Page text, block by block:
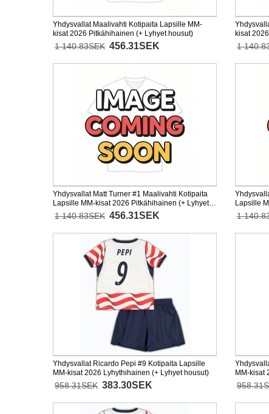
Yhdysvallat Maalivahti Kotipaita Lapsille MM-
kisat 2026 Pitkähihainen (+ Lyhyet housut)
1 140.83SEK 456.31SEK
kisat
1
Yhdysvallat Matt Turner #1 Maalivahti Kotipaita
Lapsille MM-kisat 2026 Pitkähihainen (+ Lyhyet
housut)
1 140.83SEK 456.31SEK
Lapsille
housut)
1
Yhdysvallat Ricardo Pepi #9 Kotipaita Lapsille
MM-kisat 2026 Lyhythihainen (+ Lyhyet housut)
958.31SEK 383.30SEK
MM-kisat